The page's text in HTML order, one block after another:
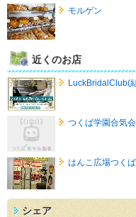
モルゲン
近くのお店
LuckBridalClub(
つくば学園合気会
はんこ広場つく
シェア